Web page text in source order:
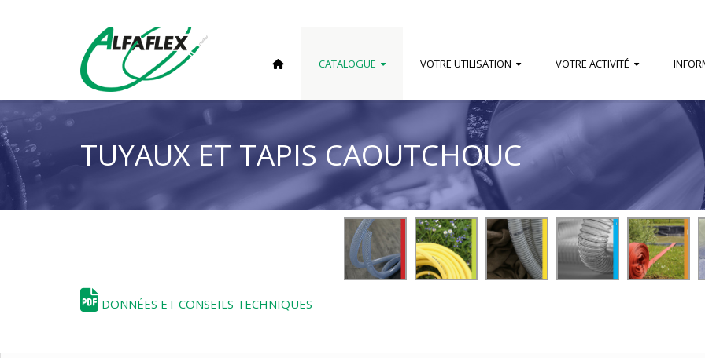
CATALOGUE VOTRE UTILISATION VOTRE ACTIVITÉ
TUYAUX ET TAPIS CAOUTCHOUC
DONNÉES ET CONSEILS TECHNIQUES